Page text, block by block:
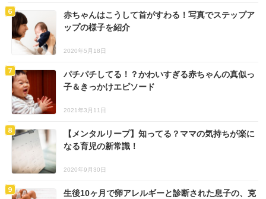
赤ちゃんはこうして首がすわる！写真でステップア
ップの様子を紹介
2020年5月18日
パチパチしてる！？かわいすぎる赤ちゃんの真似っ
子＆きっかけエピソード
2021年3月11日
【メンタルリープ】知ってる？ママの気持ちが楽に
なる育児の新常識！
2020年9月30日
生後10ヶ月で卵アレルギーと診断された息子の、克